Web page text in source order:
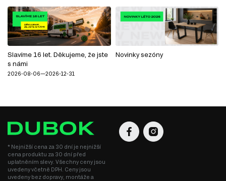
Slavíme 16 let. Děkujeme, že jste
s námi
2026-08-06—2026-12-31
Novinky sezóny
* Nejnižší cena za 30 dní je nejnižší
cena produktu za 30 dní před
uplatněním slevy. Všechny ceny jsou
uvedeny včetně DPH. Ceny jsou
uvedeny bez dopravy, montáže a